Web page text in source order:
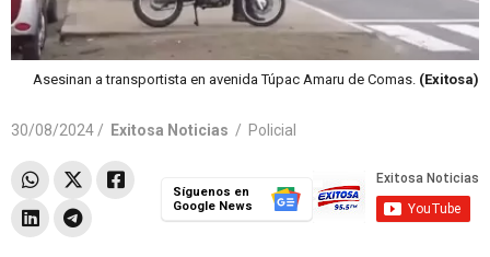
Asesinan a transportista en avenida Túpac Amaru de Comas. (Exitosa)
30/08/2024 / Exitosa Noticias / Policial
Síguenos en
Google News